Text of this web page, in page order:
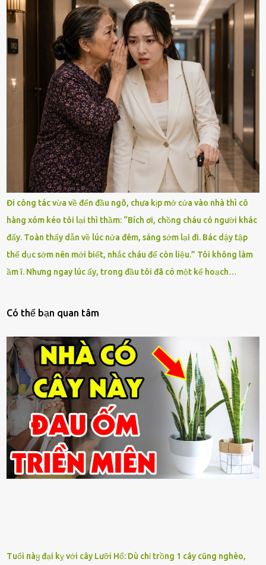
Đi công tác vừa về đến đầu ngõ, chưa kịp mở cửa vào nhà thì cô
hàng xóm kéo tôi lại thì thầm: “Bích ơi, chồng cháu có người khác
đấy. Toàn thấy dẫn về lúc nửa đêm, sáng sớm lại đi. Bác dậy tập
thể dục sớm nên mới biết, nhắc cháu để còn liệu.” Tôi không làm
ầm ĩ. Nhưng ngay lúc ấy, trong đầu tôi đã có một kế hoạch…
Có thế bạn quan tâm
Tuổi пàყ đại kỵ với cây Lưỡi Hổ: Dù chỉ trồng 1 cây cũng nghèo,